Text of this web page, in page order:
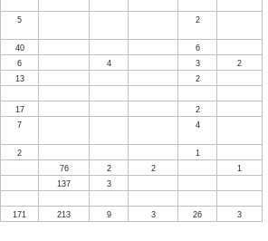
5 2
40
6
6 4 3
2
13
2
17
2
7 4
2
1
76 2 2
1
137 3
171 213 9 3 26 3